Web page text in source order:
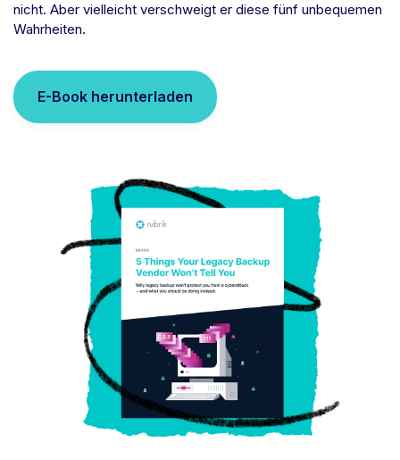
nicht. Aber vielleicht verschweigt er diese fünf unbequemen
Wahrheiten.
E-Book herunterladen